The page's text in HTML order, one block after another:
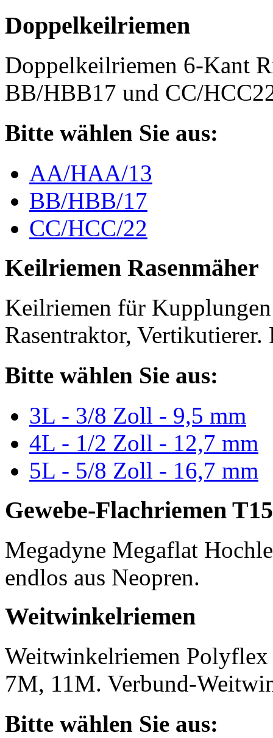
Doppelkeilriemen
Doppelkeilriemen 6-Kant
BB/HBB17 und CC/
Bitte wählen Sie aus:
AA/HAA/13
BB/HBB/17
CC/HCC/22
Keilriemen Rasenmäher
Keilriemen für Kupplungen
Rasentraktor,
Bitte wählen Sie aus:
3L - 3/8 Zoll - 9,5 mm
4L - 1/2 Zoll - 12,7 mm
5L - 5/8 Zoll - 16,7 mm
Gewebe-Flachriemen
Megadyne Megaflat
endlos aus Neopren.
Weitwinkelriemen
Weitwinkelriemen
7M, 11M. Verbund-
Bitte wählen Sie aus: